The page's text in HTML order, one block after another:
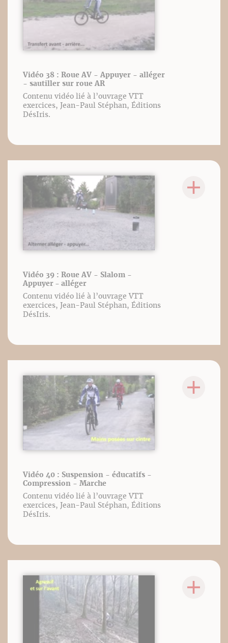
Vidéo 38 : Roue AV - Appuyer - alléger
- sautiller sur roue AR
Contenu vidéo lié à l’ouvrage VTT
exercices, Jean-Paul Stéphan, Éditions
DésIris.
Vidéo 39 : Roue AV - Slalom -
Appuyer - alléger
Contenu vidéo lié à l’ouvrage VTT
exercices, Jean-Paul Stéphan, Éditions
DésIris.
Vidéo 40 : Suspension - éducatifs -
Compression - Marche
Contenu vidéo lié à l’ouvrage VTT
exercices, Jean-Paul Stéphan, Éditions
DésIris.